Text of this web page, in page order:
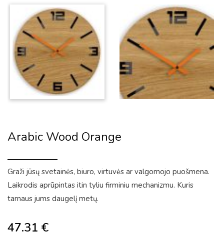
Arabic Wood Orange
Graži jūsų svetainės, biuro, virtuvės ar valgomojo puošmena.
Laikrodis aprūpintas itin tyliu firminiu mechanizmu. Kuris
tarnaus jums daugelį metų.
47.31 €